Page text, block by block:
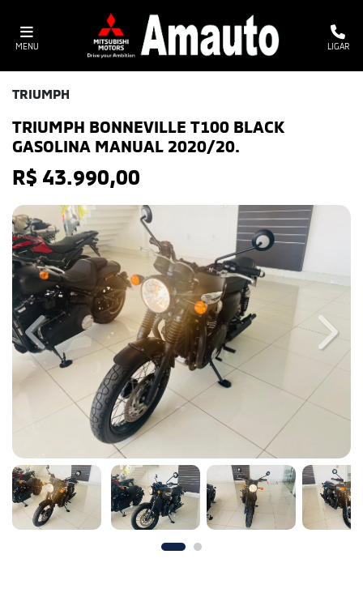
MENU LIGAR
TRIUMPH
TRIUMPH BONNEVILLE T100 BLACK
GASOLINA MANUAL 2020/20.
R$ 43.990,00
Previous Next